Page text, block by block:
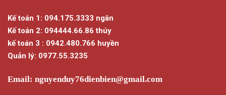
Kế toán 1: 094.175.3333 ngân
Kế toán 2: 094444.66.86 thúy
kế toán 3 : 0942.480.766 huyền
Quản lý: 0977.55.3235
Email: nguyenduy76dienbien@gmail.com